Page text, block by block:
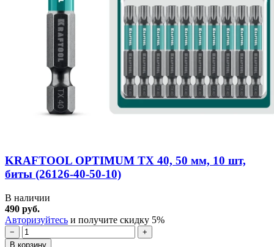
KRAFTOOL OPTIMUM TX 40, 50 мм, 10 шт,
биты (26126-40-50-10)
В наличии
490 руб.
Авторизуйтесь и получите скидку 5%
−
+
В корзину